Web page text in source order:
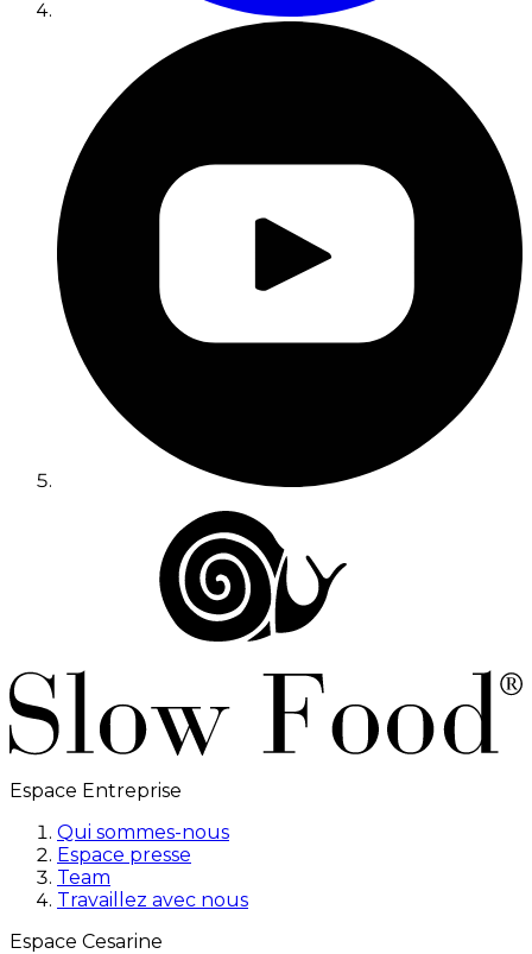
Espace Entreprise
Qui sommes-nous
Espace presse
Team
Travaillez avec nous
Espace Cesarine